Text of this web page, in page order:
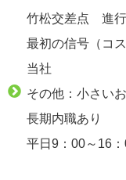
竹松交差点 進
最初の信号（コ
当社
その他：小さい
長期内職あり
平日9：00～16